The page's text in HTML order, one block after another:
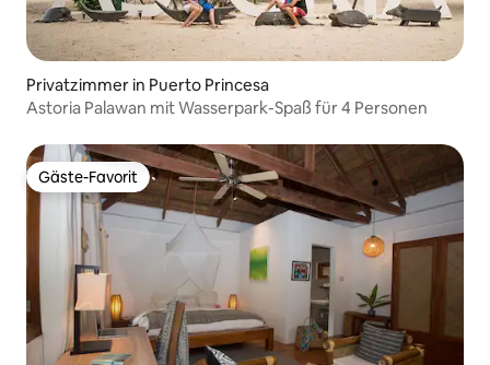
Privatzimmer in Puerto Princesa
Astoria Palawan mit Wasserpark-Spaß für 4 Personen
Gäste-Favorit
Gäste-Favorit